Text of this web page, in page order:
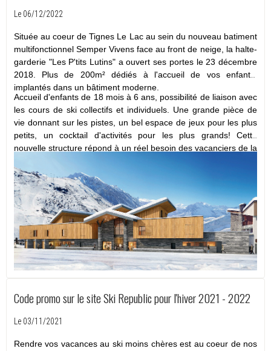
Le 06/12/2022
Située au coeur de Tignes Le Lac au sein du nouveau batiment
multifonctionnel Semper Vivens face au front de neige, la halte-
garderie "Les P'tits Lutins" a ouvert ses portes le 23 décembre
2018. Plus de 200m² dédiés à l'accueil de vos enfants,
implantés dans un bâtiment moderne.
Accueil d'enfants de 18 mois à 6 ans, possibilité de liaison avec
les cours de ski collectifs et individuels. Une grande pièce de
vie donnant sur les pistes, un bel espace de jeux pour les plus
petits, un cocktail d'activités pour les plus grands! Cette
nouvelle structure répond à un réel besoin des vacanciers de la
Code promo sur le site Ski Republic pour l'hiver 2021 - 2022
Le 03/11/2021
Rendre vos vacances au ski moins chères est au coeur de nos